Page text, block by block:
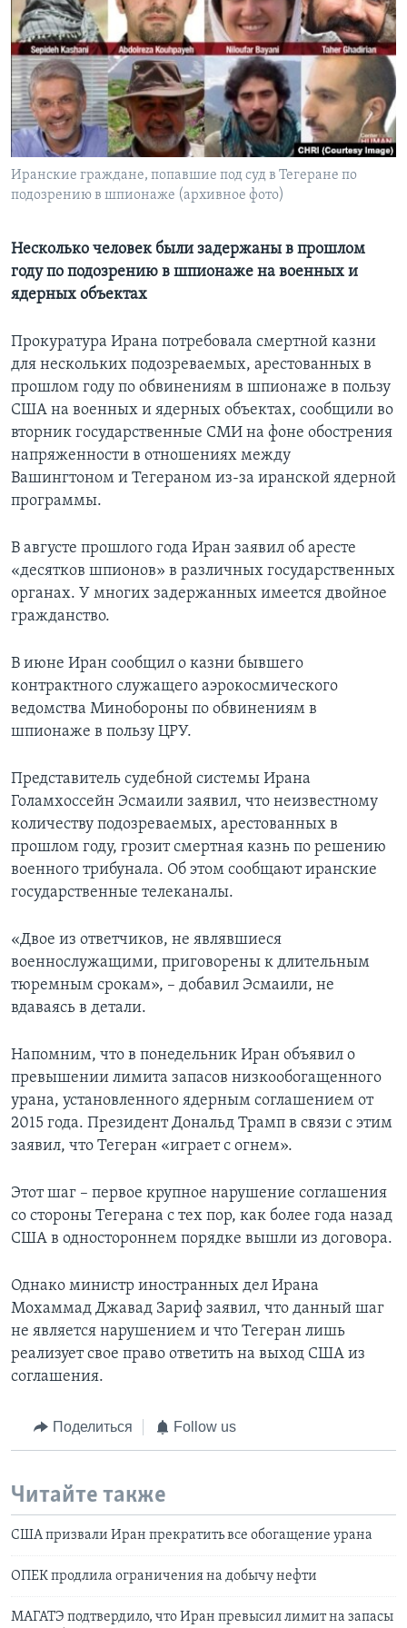
Learning English
СОЦИАЛЬНЫЕ СЕТИ
Иранские граждане, попавшие под суд в Тегеране по
подозрению в шпионаже (архивное фото)
Несколько человек были задержаны в прошлом
году по подозрению в шпионаже на военных и
ядерных объектах
Прокуратура Ирана потребовала смертной казни
для нескольких подозреваемых, арестованных в
прошлом году по обвинениям в шпионаже в пользу
США на военных и ядерных объектах, сообщили во
вторник государственные СМИ на фоне обострения
напряженности в отношениях между
Вашингтоном и Тегераном из-за иранской ядерной
программы.
В августе прошлого года Иран заявил об аресте
«десятков шпионов» в различных государственных
органах. У многих задержанных имеется двойное
гражданство.
В июне Иран сообщил о казни бывшего
контрактного служащего аэрокосмического
ведомства Минобороны по обвинениям в
шпионаже в пользу ЦРУ.
Представитель судебной системы Ирана
Голамхоссейн Эсмаили заявил, что неизвестному
количеству подозреваемых, арестованных в
прошлом году, грозит смертная казнь по решению
военного трибунала. Об этом сообщают иранские
государственные телеканалы.
«Двое из ответчиков, не являвшиеся
военнослужащими, приговорены к длительным
тюремным срокам», – добавил Эсмаили, не
вдаваясь в детали.
Напомним, что в понедельник Иран объявил о
превышении лимита запасов низкообогащенного
урана, установленного ядерным соглашением от
2015 года. Президент Дональд Трамп в связи с этим
заявил, что Тегеран «играет с огнем».
Этот шаг – первое крупное нарушение соглашения
со стороны Тегерана с тех пор, как более года назад
США в одностороннем порядке вышли из договора.
Однако министр иностранных дел Ирана
Мохаммад Джавад Зариф заявил, что данный шаг
не является нарушением и что Тегеран лишь
реализует свое право ответить на выход США из
соглашения.
Поделиться Follow us
Читайте также
США призвали Иран прекратить все обогащение урана
ОПЕК продлила ограничения на добычу нефти
МАГАТЭ подтвердило, что Иран превысил лимит на запасы